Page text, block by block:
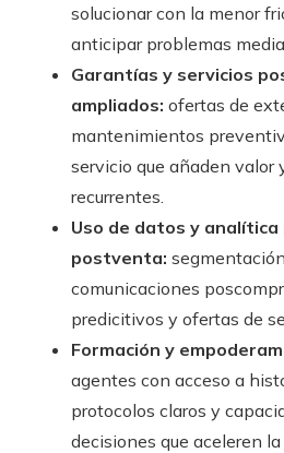
solucionar con la menor
anticipar problemas
Garantías y servicios
ampliados: ofertas de
mantenimientos
servicio que añaden valor
recurrentes.
Uso de datos y
postventa:
comunicaciones
predicitivos y ofertas de
Formación y
agentes con acceso a
protocolos claros y
decisiones que aceleren la